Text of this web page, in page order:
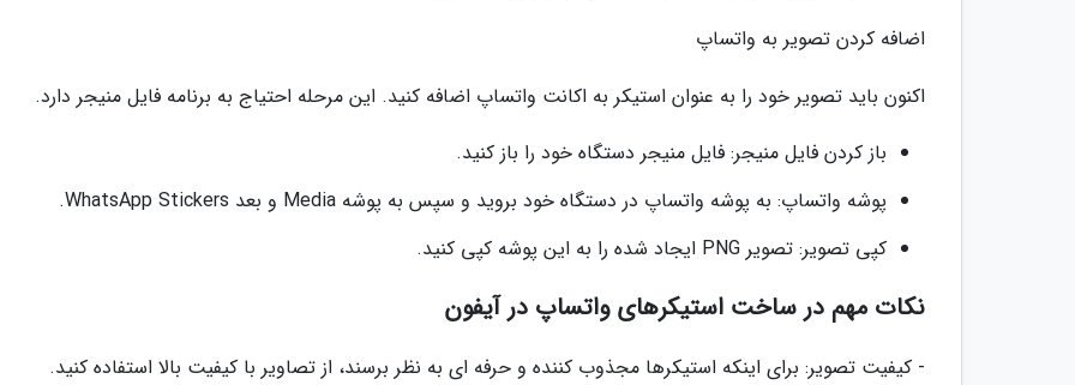
اضافه کردن تصویر به واتساپ
اکنون باید تصویر خود را به عنوان استیکر به اکانت واتساپ اضافه کنید. این مرحله احتیاج به برنامه فایل منیجر دارد.
باز کردن فایل منیجر: فایل منیجر دستگاه خود را باز کنید.
پوشه واتساپ: به پوشه واتساپ در دستگاه خود بروید و سپس به پوشه Media و بعد WhatsApp Stickers.
کپی تصویر: تصویر PNG ایجاد شده را به این پوشه کپی کنید.
نکات مهم در ساخت استیکرهای واتساپ در آیفون
- کیفیت تصویر: برای اینکه استیکرها مجذوب کننده و حرفه ای به نظر برسند، از تصاویر با کیفیت بالا استفاده کنید.